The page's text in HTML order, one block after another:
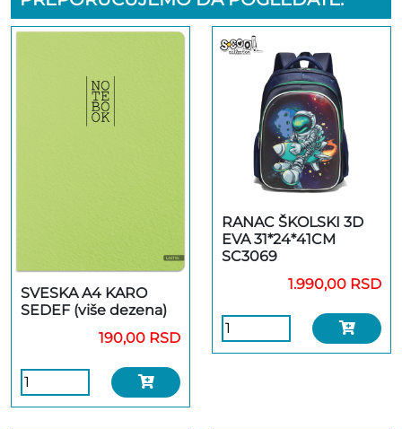
SVESKA A4 KARO
SEDEF (više dezena)
190,00 RSD
RANAC ŠKOLSKI 3D
EVA 31*24*41CM
SC3069
1.990,00 RSD